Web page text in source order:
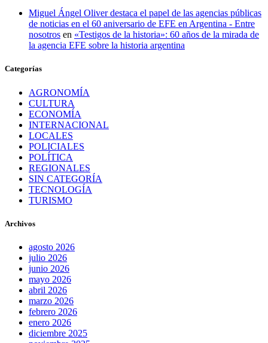
Miguel Ángel Oliver destaca el papel de las agencias públicas
de noticias en el 60 aniversario de EFE en Argentina - Entre
nosotros en «Testigos de la historia»: 60 años de la mirada de
la agencia EFE sobre la historia argentina
Categorías
AGRONOMÍA
CULTURA
ECONOMÍA
INTERNACIONAL
LOCALES
POLICIALES
POLÍTICA
REGIONALES
SIN CATEGORÍA
TECNOLOGÍA
TURISMO
Archivos
agosto 2026
julio 2026
junio 2026
mayo 2026
abril 2026
marzo 2026
febrero 2026
enero 2026
diciembre 2025